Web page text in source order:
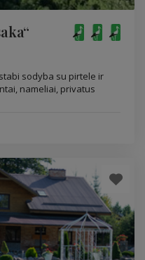
sodyba su pirtele ir
nameliai, privatus